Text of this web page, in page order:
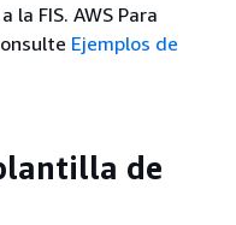
la FIS. AWS Para
Ejemplos de
de